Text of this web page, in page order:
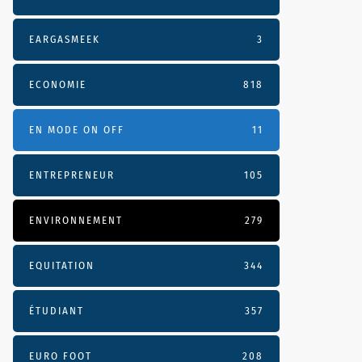
EARGASMEEK 3
ECONOMIE 818
EN MODE ON OFF 11
ENTREPRENEUR 105
ENVIRONNEMENT 279
EQUITATION 344
ÉTUDIANT 357
EURO FOOT 208